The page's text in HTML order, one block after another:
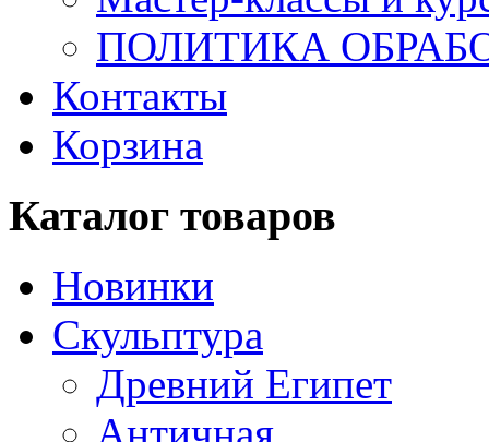
ПОЛИТИКА
Контакты
Корзина
Каталог товаров
Новинки
Скульптура
Древний Египет